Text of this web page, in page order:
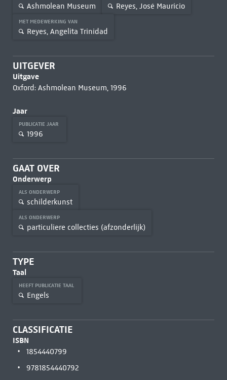
Ashmolean Museum Reyes, José Mauricio
MET MEDEWERKING VAN
Reyes, Angelita Trinidad
UITGEVER
Uitgave
Oxford: Ashmolean Museum, 1996
Jaar
PUBLICATIE JAAR
1996
GAAT OVER
Onderwerp
ALS ONDERWERP
schilderkunst
ALS ONDERWERP
particuliere collecties (afzonderlijk)
TYPE
Taal
HEEFT PUBLICATIE TAAL
Engels
CLASSIFICATIE
ISBN
1854440799
9781854440792